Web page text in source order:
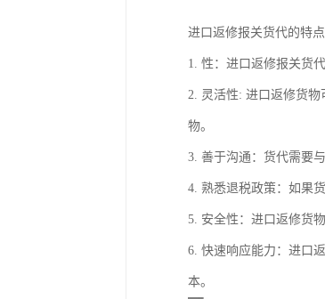
进口返修报关货代的特点
1. 性：进口返修报关货
2. 灵活性: 进口返修货
物。
3. 善于沟通：货代需要
4. 熟悉退税政策：如果
5. 安全性：进口返修货
6. 快速响应能力：进口
本。